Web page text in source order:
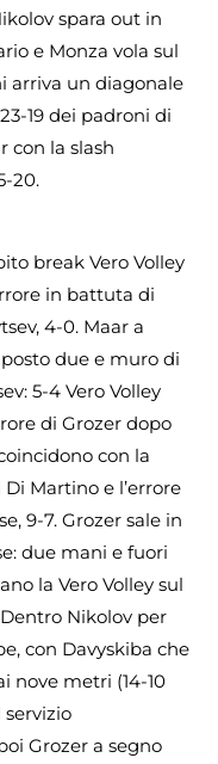
spara out in
e Monza vola sul
arriva un diagonale
19 dei padroni di
con la slash
20.
break Vero Volley
in battuta di
4-0. Maar a
due e muro di
5-4 Vero Volley
di Grozer dopo
con la
Martino e l’errore
9-7. Grozer sale in
due mani e fuori
la Vero Volley sul
Nikolov per
con Davyskiba che
nove metri (14-10
servizio
Grozer a segno